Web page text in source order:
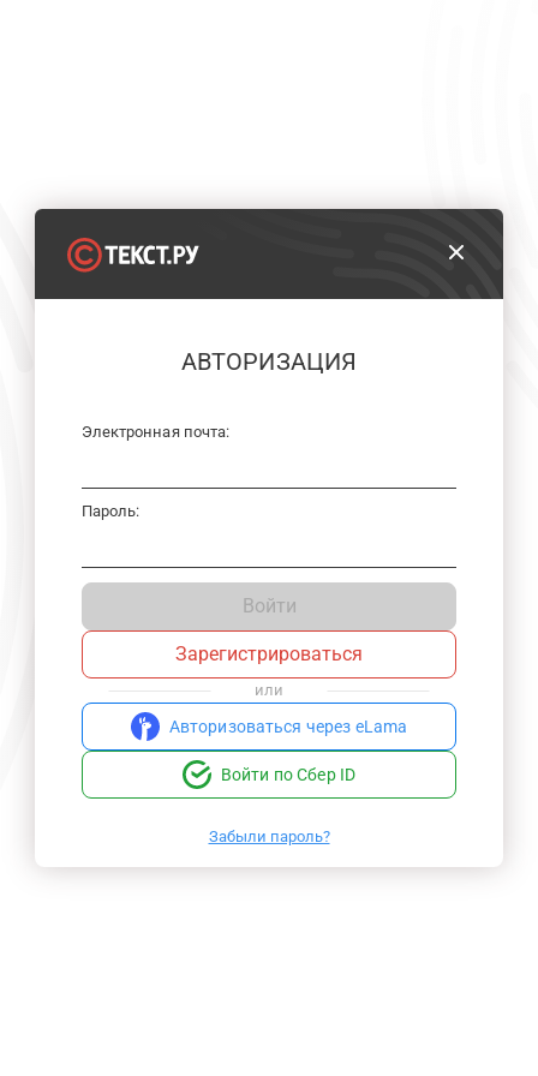
АВТОРИЗАЦИЯ
Электронная почта:
Пароль:
Войти
Зарегистрироваться
или
Авторизоваться через eLama
Войти по Сбер ID
Забыли пароль?